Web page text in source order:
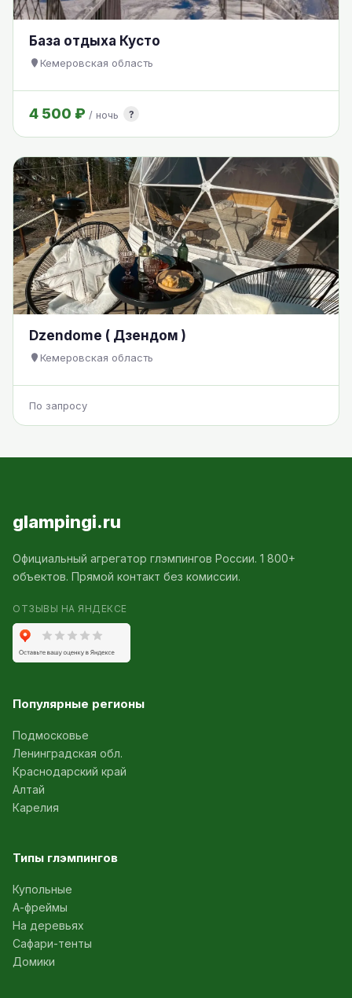
База отдыха Кусто
Кемеровская область
4 500 ₽ / ночь ?
Dzendome ( Дзендом )
Кемеровская область
По запросу
glampingi.ru
Официальный агрегатор глэмпингов России. 1 800+
объектов. Прямой контакт без комиссии.
ОТЗЫВЫ НА ЯНДЕКСЕ
Популярные регионы
Подмосковье
Ленинградская обл.
Краснодарский край
Алтай
Карелия
Типы глэмпингов
Купольные
А-фреймы
На деревьях
Сафари-тенты
Домики